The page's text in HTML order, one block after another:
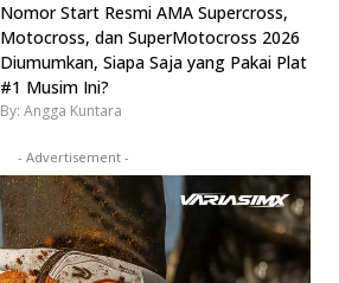
Nomor Start Resmi AMA Supercross,
Motocross, dan SuperMotocross 2026
Diumumkan, Siapa Saja yang Pakai Plat
#1 Musim Ini?
By: Angga Kuntara
- Advertisement -